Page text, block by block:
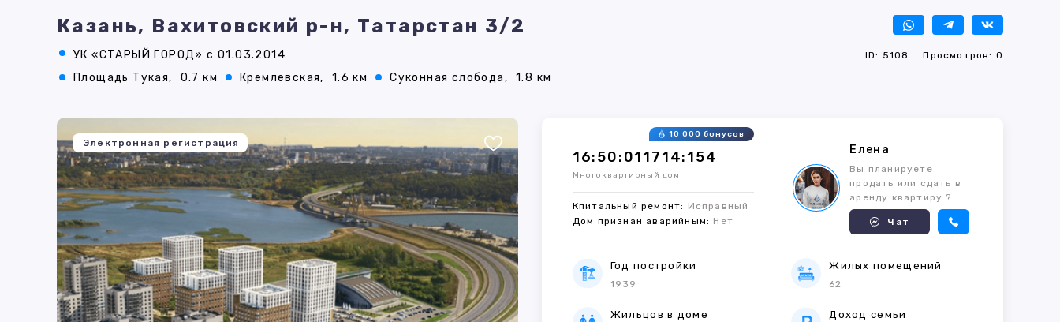
Казань, Вахитовский р-н, Татарстан 3/2
УК «СТАРЫЙ ГОРОД» с 01.03.2014 ID: 5108 Просмотров: 0
Площадь Тукая, 0.7 км Кремлевская, 1.6 км Суконная слобода, 1.8 км
Электронная регистрация
16:50:011714:154
10 000 бонусов
Многоквартирный дом
Кпитальный ремонт: Исправный
Дом признан аварийным: Нет
Елена
Вы планируете
продать или сдать в
аренду квартиру ?
Чат
Год постройки
1939
Жилых помещений
62
Жильцов в доме Доход семьи